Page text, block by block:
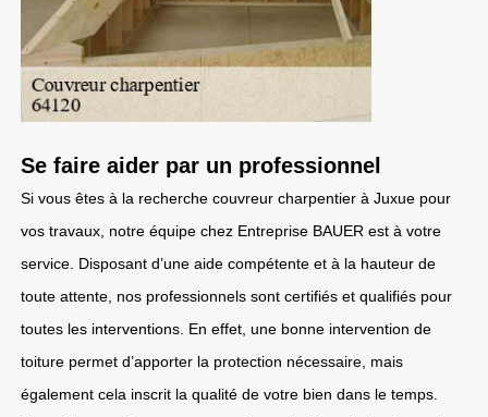
Se faire aider par un professionnel
Si vous êtes à la recherche couvreur charpentier à Juxue pour
vos travaux, notre équipe chez Entreprise BAUER est à votre
service. Disposant d’une aide compétente et à la hauteur de
toute attente, nos professionnels sont certifiés et qualifiés pour
toutes les interventions. En effet, une bonne intervention de
toiture permet d’apporter la protection nécessaire, mais
également cela inscrit la qualité de votre bien dans le temps.